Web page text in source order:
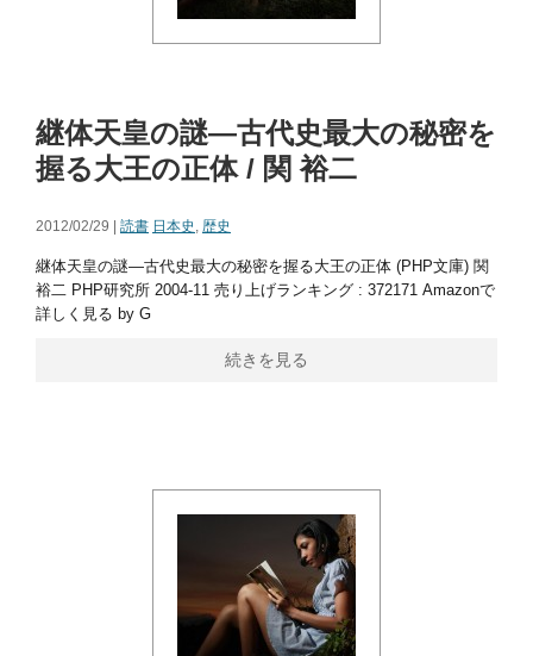
継体天皇の謎―古代史最大の秘密を
握る大王の正体 / 関 裕二
2012/02/29 | 読書 日本史 , 歴史
継体天皇の謎―古代史最大の秘密を握る大王の正体 (PHP文庫) 関
裕二 PHP研究所 2004-11 売り上げランキング : 372171 Amazonで
詳しく見る by G
続きを見る